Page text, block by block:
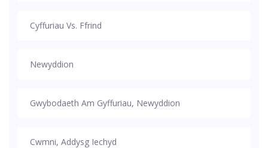
Cyffuriau Vs. Ffrind
Newyddion
Gwybodaeth Am Gyffuriau, Newyddion
Cwmni, Addysg Iechyd